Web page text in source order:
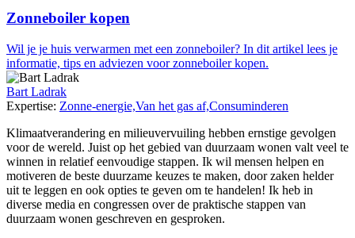
Zonneboiler kopen
Wil je je huis verwarmen met een zonneboiler? In dit artikel lees je
informatie, tips en adviezen voor zonneboiler kopen.
Bart Ladrak
Expertise: Zonne-energie,Van het gas af,Consuminderen
Klimaatverandering en milieuvervuiling hebben ernstige gevolgen
voor de wereld. Juist op het gebied van duurzaam wonen valt veel te
winnen in relatief eenvoudige stappen. Ik wil mensen helpen en
motiveren de beste duurzame keuzes te maken, door zaken helder
uit te leggen en ook opties te geven om te handelen! Ik heb in
diverse media en congressen over de praktische stappen van
duurzaam wonen geschreven en gesproken.